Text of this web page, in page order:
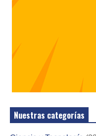
Nuestras categorías